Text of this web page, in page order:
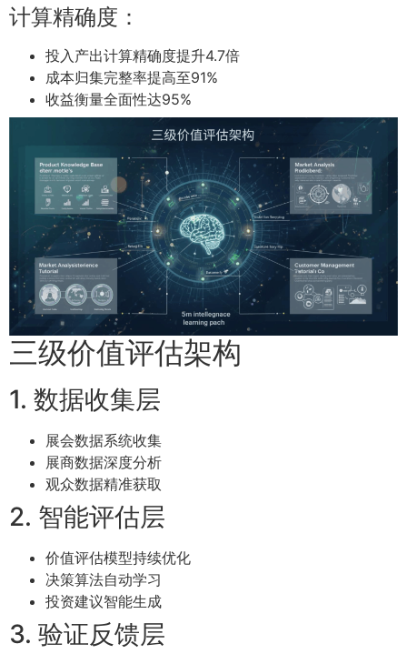
计算精确度：
投入产出计算精确度提升4.7倍
成本归集完整率提高至91%
收益衡量全面性达95%
三级价值评估架构
1. 数据收集层
展会数据系统收集
展商数据深度分析
观众数据精准获取
2. 智能评估层
价值评估模型持续优化
决策算法自动学习
投资建议智能生成
3. 验证反馈层